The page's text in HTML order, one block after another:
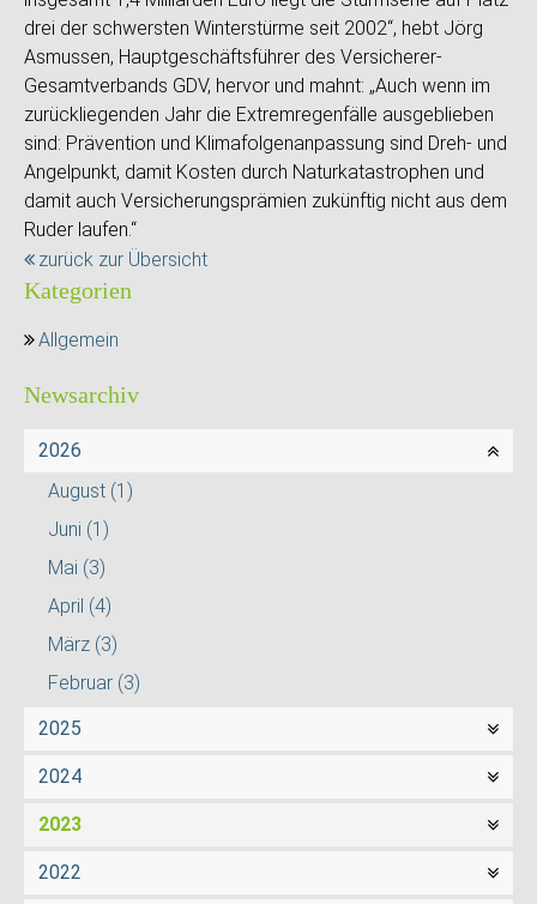
drei der schwersten Winterstürme seit 2002“, hebt Jörg
Asmussen, Hauptgeschäftsführer des Versicherer-
Gesamtverbands GDV, hervor und mahnt: „Auch wenn im
zurückliegenden Jahr die Extremregenfälle ausgeblieben
sind: Prävention und Klimafolgenanpassung sind Dreh- und
Angelpunkt, damit Kosten durch Naturkatastrophen und
damit auch Versicherungsprämien zukünftig nicht aus dem
Ruder laufen.“
zurück zur Übersicht
Kategorien
Allgemein
Newsarchiv
2026
August (1)
Juni (1)
Mai (3)
April (4)
März (3)
Februar (3)
2025
2024
2023
2022